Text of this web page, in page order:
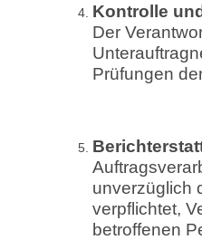
Kontrolle
Der
Prüfungen
unverzüglich
verpflichtet,
betroffenen